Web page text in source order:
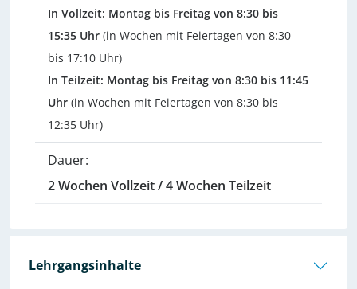
In Vollzeit: Montag bis Freitag von 8:30 bis
15:35 Uhr (in Wochen mit Feiertagen von 8:30
bis 17:10 Uhr)
In Teilzeit: Montag bis Freitag von 8:30 bis 11:45
Uhr (in Wochen mit Feiertagen von 8:30 bis
12:35 Uhr)
Dauer:
2 Wochen Vollzeit / 4 Wochen Teilzeit
Lehrgangsinhalte